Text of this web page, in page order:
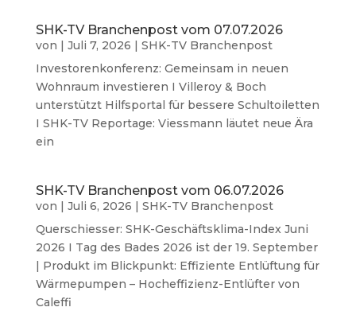
SHK-TV Branchenpost vom 07.07.2026
von | Juli 7, 2026 | SHK-TV Branchenpost
Investorenkonferenz: Gemeinsam in neuen
Wohnraum investieren I Villeroy & Boch
unterstützt Hilfsportal für bessere Schultoiletten
I SHK-TV Reportage: Viessmann läutet neue Ära
ein
SHK-TV Branchenpost vom 06.07.2026
von | Juli 6, 2026 | SHK-TV Branchenpost
Querschiesser: SHK-Geschäftsklima-Index Juni
2026 I Tag des Bades 2026 ist der 19. September
| Produkt im Blickpunkt: Effiziente Entlüftung für
Wärmepumpen – Hocheffizienz-Entlüfter von
Caleffi